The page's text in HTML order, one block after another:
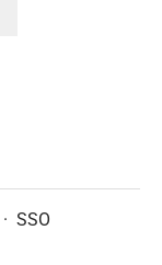
· SSO